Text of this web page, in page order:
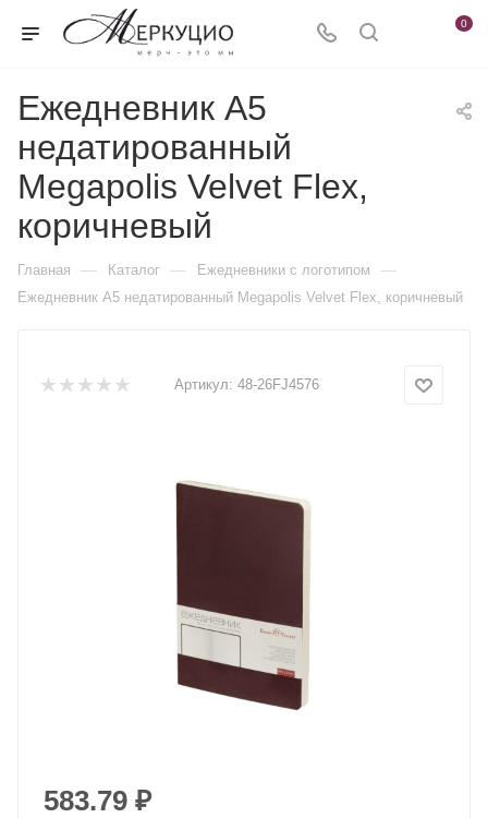
0
Ежедневник А5
недатированный
Megapolis Velvet Flex,
коричневый
Главная — Каталог — Ежедневники c логотипом —
Ежедневник А5 недатированный Megapolis Velvet Flex, коричневый
Артикул: 48-26FJ4576
583.79 ₽